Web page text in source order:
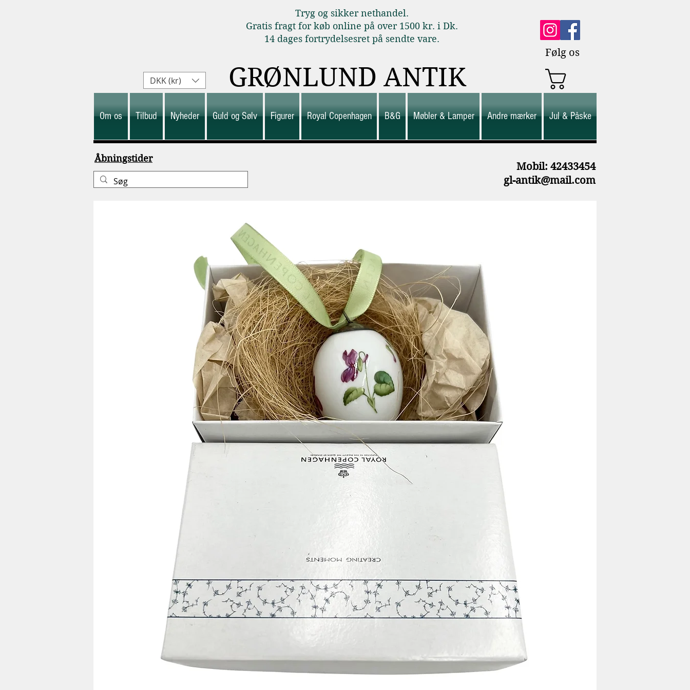
Tryg og sikker nethandel.
Gratis fragt for køb online på over 1500 kr. i Dk.
14 dages fortrydelsesret på sendte vare.
Følg os
GRØNLUND ANTIK
Om os Tilbud Nyheder Guld og Sølv Figurer Royal Copenhagen B&G Møbler & Lamper Andre mærker Jul & Påske
DKK (kr)
Åbningstider
Mobil: 42433454
gl-antik@mail.com